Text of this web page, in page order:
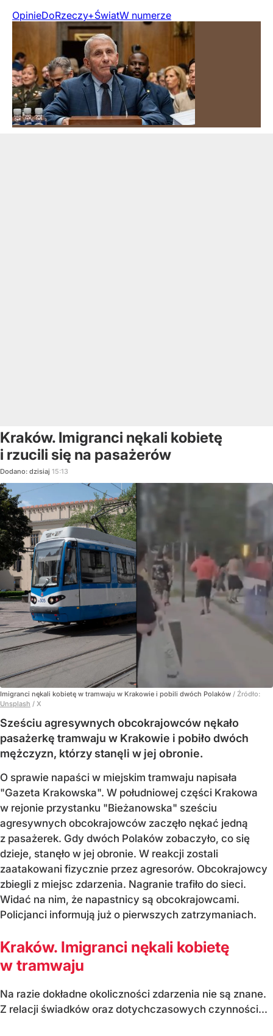
OpinieDoRzeczy+ŚwiatW numerze
Kraków. Imigranci nękali kobietę
i rzucili się na pasażerów
Dodano: dzisiaj 15:13
Imigranci nękali kobietę w tramwaju w Krakowie i pobili dwóch Polaków / Źródło:
Unsplash / X
Sześciu agresywnych obcokrajowców nękało
pasażerkę tramwaju w Krakowie i pobiło dwóch
mężczyzn, którzy stanęli w jej obronie.
O sprawie napaści w miejskim tramwaju napisała
"Gazeta Krakowska". W południowej części Krakowa
w rejonie przystanku "Bieżanowska" sześciu
agresywnych obcokrajowców zaczęło nękać jedną
z pasażerek. Gdy dwóch Polaków zobaczyło, co się
dzieje, stanęło w jej obronie. W reakcji zostali
zaatakowani fizycznie przez agresorów. Obcokrajowcy
zbiegli z miejsc zdarzenia. Nagranie trafiło do sieci.
Widać na nim, że napastnicy są obcokrajowcami.
Policjanci informują już o pierwszych zatrzymaniach.
Kraków. Imigranci nękali kobietę
w tramwaju
Na razie dokładne okoliczności zdarzenia nie są znane.
Z relacji świadków oraz dotychczasowych czynności...